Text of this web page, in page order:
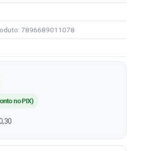
7896689011078
no PIX)